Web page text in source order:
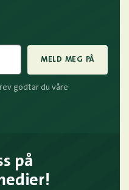
MELD MEG PÅ
godtar du våre
på